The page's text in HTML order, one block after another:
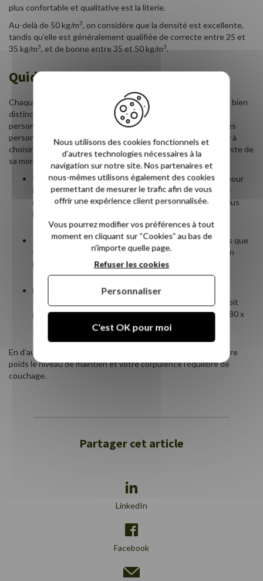
plus confortable et qualitative est la literie.
Au-delà de 50 kg/m3, on considère que la densité est excellente,
tandis qu’elle est généralement qualifiée de correcte entre 25 et
35 kg/m3, et de bonne entre 35 et 50 kg/m3.
Quid des cas particuliers ?
Chaque personne est unique, et présente des morphologies bien
distinctes. Il existe donc des cas particuliers tels que les
personnes en surpoids, les très grands individus ou encore les
personnes de petite taille. Voici quelques conseils pour aider à
choisir son matelas en fonction de son poids mais aussi du reste de
sa morphologie :
Si vous êtes en surpoids, privilégiez un modèle ferme pour
limiter les risques de déformation provoqués par votre
masse corporelle. Ils doivent également être un peu plus
larges que la moyenne.
Il faut en général une vingtaine de centimètres de plus que
votre taille pour un sommeil confortable. Il faut donc un
modèle de 2m si vous mesurez 1m80.
Les personnes de petite taille peuvent opter pour la
souplesse, sauf dans le cas où leur masse corporelle doit
prendre la priorité dans leur choix. Des dimensions de 80 x
190 cm conviennent bien.
En d’autres termes, votre taille en détermine la longueur, votre
poids le niveau de maintien et votre corpulence l’équilibre de
couchage.
Partager cet article
LinkedIn
Facebook
Nous utilisons des cookies fonctionnels et
d’autres technologies nécessaires à la
navigation sur notre site. Nos partenaires et
nous-mêmes utilisons également des cookies
permettant de mesurer le trafic afin de vous
offrir une expérience client personnalisée.
Vous pourrez modifier vos préférences à tout
moment en cliquant sur “Cookies” au bas de
n'importe quelle page.
C'est OK pour moi
Refuser les cookies
Personnaliser